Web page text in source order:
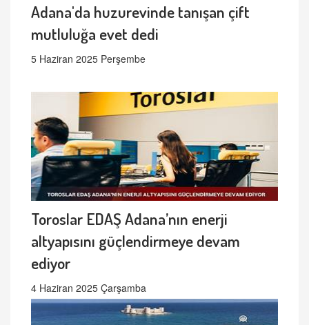
Adana'da huzurevinde tanışan çift
mutluluğa evet dedi
5 Haziran 2025 Perşembe
Toroslar EDAŞ Adana’nın enerji
altyapısını güçlendirmeye devam
ediyor
4 Haziran 2025 Çarşamba